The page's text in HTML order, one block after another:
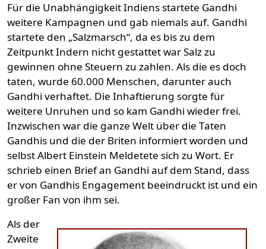
Für die Unabhängigkeit Indiens startete Gandhi
weitere Kampagnen und gab niemals auf. Gandhi
startete den „Salzmarsch“, da es bis zu dem
Zeitpunkt Indern nicht gestattet war Salz zu
gewinnen ohne Steuern zu zahlen. Als die es doch
taten, wurde 60.000 Menschen, darunter auch
Gandhi verhaftet. Die Inhaftierung sorgte für
weitere Unruhen und so kam Gandhi wieder frei.
Inzwischen war die ganze Welt über die Taten
Gandhis und die der Briten informiert worden und
selbst Albert Einstein Meldetete sich zu Wort. Er
schrieb einen Brief an Gandhi auf dem Stand, dass
er von Gandhis Engagement beeindruckt ist und ein
großer Fan von ihm sei.
Als der
Zweite